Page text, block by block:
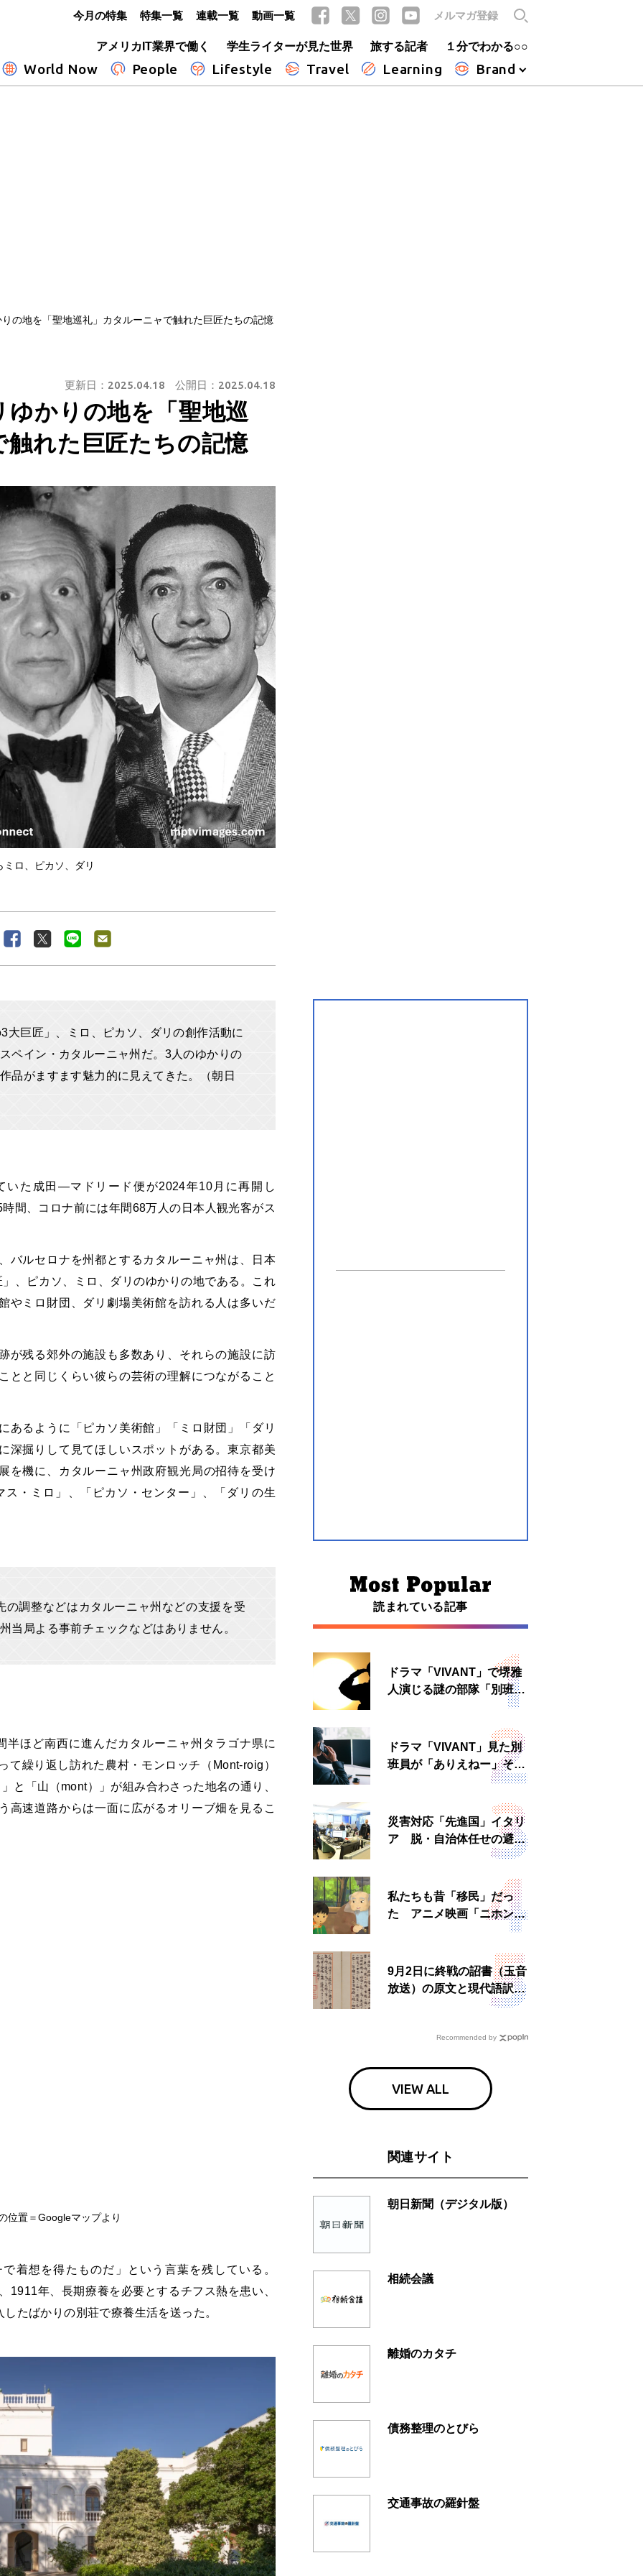
アメリカIT業界で働く
学生ライターが見た世界 旅する記者 １分でわかる○○
World Now People Lifestyle Travel Learning Brand
今月の特集 特集一覧 連載一覧 動画一覧 メルマガ登録
の地を「聖地巡礼」カタルーニャで触れた巨匠たちの記憶
かりの地を「聖地巡
れた巨匠たちの記憶
更新日： 2025.04.18 公開日： 2025.04.18
ミロ、ピカソ、ダリ
大巨匠」、ミロ、ピカソ、ダリの創作活動に
ペイン・カタルーニャ州だ。3人のゆかりの
品がますます魅力的に見えてきた。（朝日
いた成田―マドリード便が2024年10月に再開し
間、コロナ前には年間68万人の日本人観光客がス
バルセロナを州都とするカタルーニャ州は、日本
、ピカソ、ミロ、ダリのゆかりの地である。これ
やミロ財団、ダリ劇場美術館を訪れる人は多いだ
が残る郊外の施設も多数あり、それらの施設に訪
とと同じくらい彼らの芸術の理解につながること
あるように「ピカソ美術館」「ミロ財団」「ダリ
深掘りして見てほしいスポットがある。東京都美
を機に、カタルーニャ州政府観光局の招待を受け
・ミロ」、「ピカソ・センター」、「ダリの生
の調整などはカタルーニャ州などの支援を受
当局よる事前チェックなどはありません。
ほど南西に進んだカタルーニャ州タラゴナ県に
て繰り返し訪れた農村・モンロッチ（Mont-roig）
と「山（mont）」が組み合わさった地名の通り、
高速道路からは一面に広がるオリーブ畑を見るこ
位置＝Googleマップより
着想を得たものだ」という言葉を残している。
1911年、長期療養を必要とするチフス熱を患い、
たばかりの別荘で療養生活を送った。
読まれている記事
ドラマ「VIVANT」で堺雅
人演じる謎の部隊「別班」
は実在する？内情知る人物
ドラマ「VIVANT」見た別
班員が「ありえねー」その
理由とは 非公然組織ゆえ
災害対応「先進国」イタリ
ア 脱・自治体任せの避難
所運営、被災者への温かい
私たちも昔「移民」だっ
た アニメ映画「ニホンジ
9月2日に終戦の詔書（玉音
放送）の原文と現代語訳を
読む もう一つの「終戦の
Recommended by
VIEW ALL
関連サイト
朝日新聞（デジタル版）
相続会議
離婚のカタチ
債務整理のとびら
交通事故の羅針盤